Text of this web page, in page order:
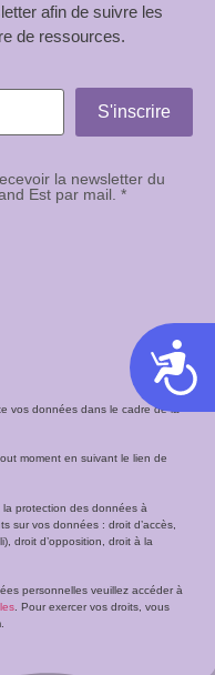
afin de suivre les
de ressources.
la newsletter du
Est par mail. *
vos données dans le cadre de la
moment en suivant le lien de
protection des données à
sur vos données : droit d’accès,
droit d’opposition, droit à la
personnelles veuillez accéder à
. Pour exercer vos droits, vous